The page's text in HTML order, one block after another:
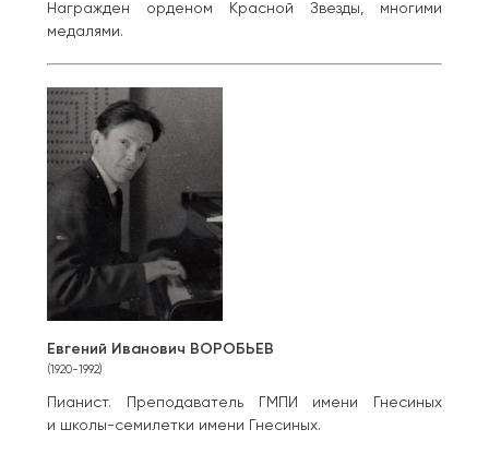
Награжден орденом Красной Звезды, многими
медалями.
Евгений Иванович ВОРОБЬЕВ
(1920-1992)
Пианист. Преподаватель ГМПИ имени Гнесиных
и школы-семилетки имени Гнесиных.